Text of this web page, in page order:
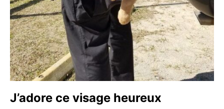
J’adore ce visage heureux